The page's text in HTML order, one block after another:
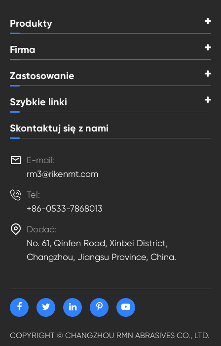
Produkty
Firma
Zastosowanie
Szybkie linki
Skontaktuj się z nami

E-mail:
rm3@rikenmt.com
 Tel:
+86-0533-7868013

Dodać:
No. 61, Qinfen Road, Xinbei District,
Changzhou, Jiangsu Province, China.
COPYRIGHT © CHANGZHOU RMN ABRASIVES CO., LTD.